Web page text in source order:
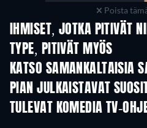
Poista
IHMISET, JOTKA PITIVÄT
TYPE, PITIVÄT MYÖS
TV
KATSO SAMANKALTAISIA
TV
PIAN JULKAISTAVAT
TV
TULEVAT KOMEDIA TV-
Kausi 6